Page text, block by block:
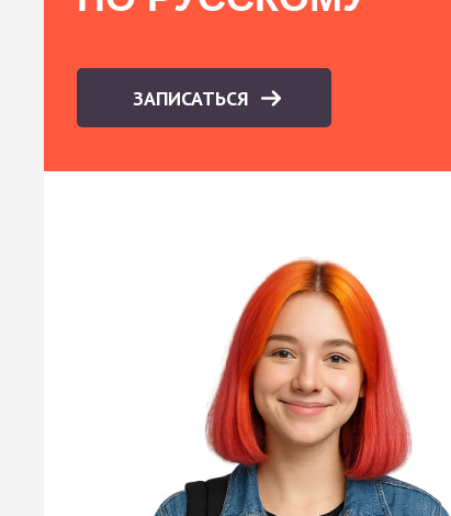
ЗАПИСАТЬСЯ